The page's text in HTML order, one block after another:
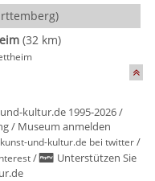
(32 km)
kultur.de 1995-2026 /
/ Museum anmelden
kunst-und-kultur.de bei twitter/
/
Unterstützen Sie